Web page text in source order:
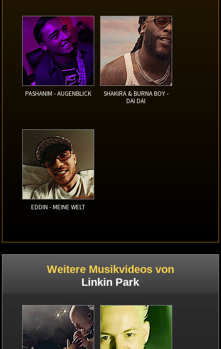
PASHANIM - AUGENBLICK
SHAKIRA & BURNA BOY -
DAI DAI
EDDIN - MEINE WELT
Weitere Musikvideos von
Linkin Park